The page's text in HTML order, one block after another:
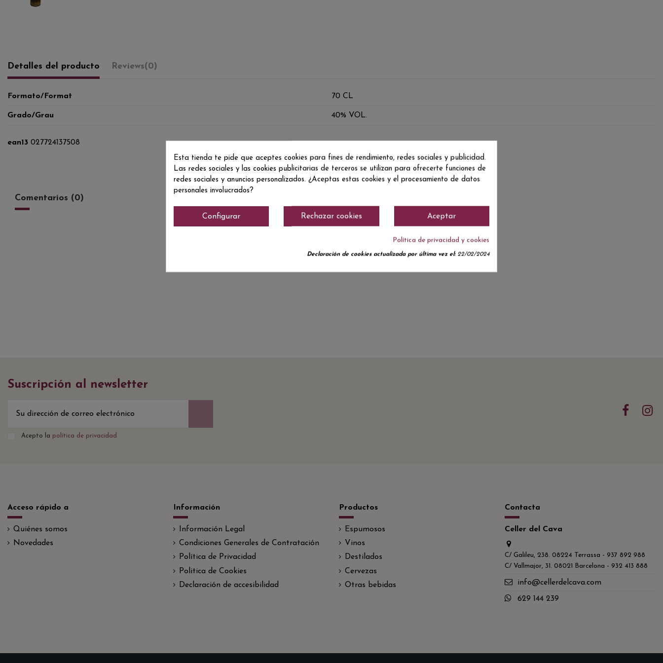
Detalles del producto Reviews(0)
Formato/Format 70 CL
Grado/Grau 40% VOL.
ean13 027724137508
Comentarios (0)
Suscripción al newsletter
Acepto la política de privacidad
Acceso rápido a
Quiénes somos
Novedades
Información
Información Legal
Condiciones Generales de Contratación
Política de Privacidad
Politica de Cookies
Declaración de accesibilidad
Productos
Espumosos
Vinos
Destilados
Cervezas
Otras bebidas
Contacta
Celler del Cava
C/ Galileu, 238. 08224 Terrassa - 937 892 988
C/ Vallmajor, 31. 08021 Barcelona - 932 413 888
info@cellerdelcava.com
629 144 239
Esta tienda te pide que aceptes cookies para fines de rendimiento, redes sociales y publicidad.
Las redes sociales y las cookies publicitarias de terceros se utilizan para ofrecerte funciones de
redes sociales y anuncios personalizados. ¿Aceptas estas cookies y el procesamiento de datos
personales involucrados?
Aceptar
Rechazar cookies
Configurar
Política de privacidad y cookies
Declaración de cookies actualizada por última vez el:22/02/2024